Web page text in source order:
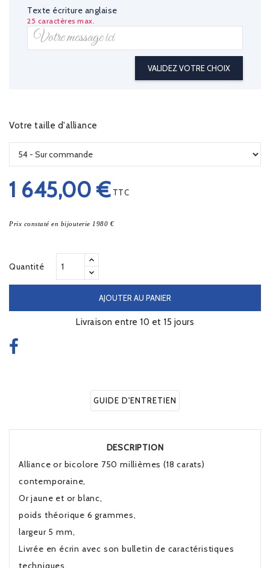
Texte écriture anglaise
25 caractères max.
VALIDEZ VOTRE CHOIX
Votre taille d'alliance
1 645,00 € TTC
Prix constaté en bijouterie 1980 €
Quantité
AJOUTER AU PANIER
Livraison entre 10 et 15 jours
GUIDE D'ENTRETIEN
DESCRIPTION
Alliance or bicolore 750 millièmes (18 carats)
contemporaine,
Or jaune et or blanc,
poids théorique 6 grammes,
largeur 5 mm,
Livrée en écrin avec son bulletin de caractéristiques
techniques.